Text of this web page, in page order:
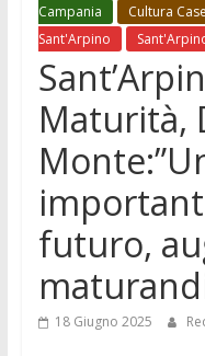
Campania
Cultura
Sant'Arpino
Maturità,
futuro,
18 Giugno 2025